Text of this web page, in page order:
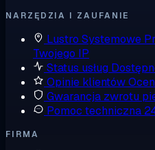
NARZĘDZIA I ZAUFANIE
Lustro Systemowe
Twojego IP
Status usług
Opinie klientów
Gwarancja zwrotu
Pomoc techniczna
FIRMA